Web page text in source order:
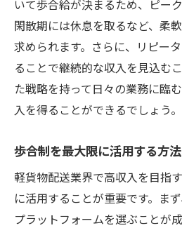
いて歩合給が決まるため、ピー
閑散期には休息を取るなど、柔
求められます。さらに、リピー
ることで継続的な収入を見込む
た戦略を持って日々の業務に臨
入を得ることができるでしょう。
歩合制を最大限に活用する方法
軽貨物配送業界で高収入を目指
に活用することが重要です。ま
プラットフォームを選ぶことが